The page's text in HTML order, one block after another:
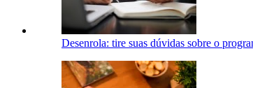
Desenrola: tire suas dúvidas sobre o